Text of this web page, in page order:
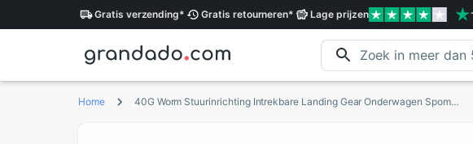
Gratis verzending* Gratis retourneren* Lageprijzen
Home 40G Worm Stuurinrichting Intrekbare Landing Gear Onderwagen Spomge Wiel Voor Fixed-Wing Rc Vliegtuig Helicopter Model Diy spare